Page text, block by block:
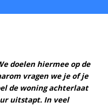
doelen hiermee op de
vragen we je of je
de woning achterlaat
uitstapt. In veel